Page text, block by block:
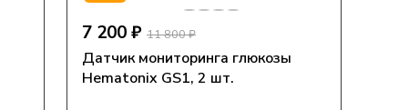
7 200 ₽ 11 800 ₽
Датчик мониторинга глюкозы
Hematonix GS1, 2 шт.